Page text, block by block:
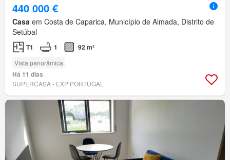
440 000 €
Casa em Costa de Caparica, Município de Almada, Distrito de
Setúbal
T1 1 92 m²
Vista panorâmica
Há 11 dias
SUPERCASA - EXP PORTUGAL